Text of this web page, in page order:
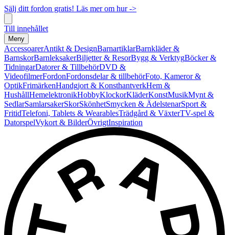
Sälj ditt fordon gratis! Läs mer om hur ->
Till innehållet
Meny
AccessoarerAntikt & DesignBarnartiklarBarnkläder &
BarnskorBarnleksakerBiljetter & ResorBygg & VerktygBöcker &
TidningarDatorer & TillbehörDVD &
VideofilmerFordonFordonsdelar & tillbehörFoto, Kameror &
OptikFrimärkenHandgjort & KonsthantverkHem &
HushållHemelektronikHobbyKlockorKläderKonstMusikMynt &
SedlarSamlarsakerSkorSkönhetSmycken & ÄdelstenarSport &
FritidTelefoni, Tablets & WearablesTrädgård & VäxterTV-spel &
DatorspelVykort & BilderÖvrigtInspiration